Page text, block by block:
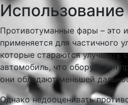
Противотуманные фары – это
применяется для частичного
которые стараются улучшить
автомобиль, что оборудован
они обладают меньшей
Однако недооценивать